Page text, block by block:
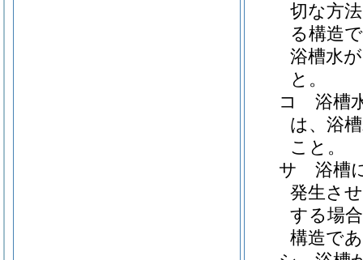
切な方
る構造
浴槽水
と。
コ
浴槽
は、浴
こと。
サ
浴槽
発生さ
する場
構造で